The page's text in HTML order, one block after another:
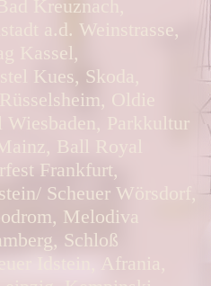
Kreuznach,
a.d. Weinstrasse,
Kassel,
Kues, Skoda,
Oldie
Parkkultur
Ball Royal
Frankfurt,
Scheuer Wörsdorf,
Melodiva
Schloß
Idstein, Afrania,